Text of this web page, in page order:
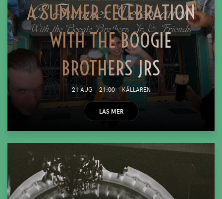
A SUMMER CELEBRATION
WITH THE BOOGIE
BROTHERS JRS
21 AUG 21:00 KÄLLAREN
LÄS MER